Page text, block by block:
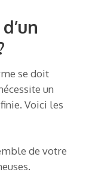
se doit
un
Voici les
de votre